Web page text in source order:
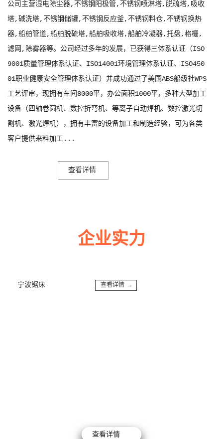
宁波脱硫湿电一体设备
公司主营湿电除尘器,不锈钢阳极管,不锈钢喷淋塔,脱硫塔,吸收
塔,碱洗塔,不锈钢储罐,不锈钢反应釜,不锈钢料仓,不锈钢换热
器,船舶管道,船舶脱硫塔,船舶吸收塔,船舶冷凝器,托盘,格栅,
滤网,除雾器等。公司经过多年的发展，已获得三体系认证（ISO
9001质量管理体系认证、ISO14001环境管理体系认证、ISO450
01职业健康安全管理体系认证）并成功通过了美国ABS船级社WPS
工艺评审，现拥有车间8000平，办公面积1000平，多种大型加工
设备（四轴卷圆机、数控折弯机、等离子自动焊机、数控激光切
割机、激光焊机），拥有丰富的设备加工和制造经验，可为各类
客户提供来料加工...
查看详情
企业实力
查看详情 →
宁波锯床
查看详情